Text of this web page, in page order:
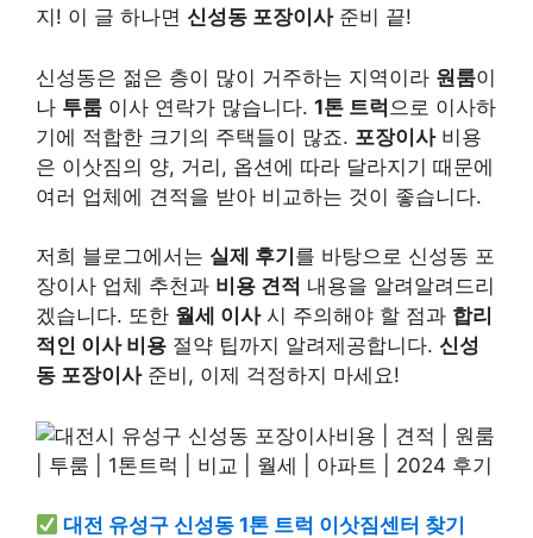
지! 이 글 하나면 신성동 포장이사준비 끝!
신성동은 젊은 층이 많이 거주하는 지역이라 원룸이
나 투룸 이사 연락가 많습니다. 1톤 트럭 으로 이사하
기에 적합한 크기의 주택들이 많죠. 포장이사비용
은 이삿짐의 양, 거리, 옵션에 따라 달라지기 때문에
여러 업체에 견적을 받아 비교하는 것이 좋습니다.
저희 블로그에서는 실제 후기 를 바탕으로 신성동 포
장이사 업체 추천과 비용 견적 내용을 알려알려드리
겠습니다. 또한 월세 이사시 주의해야 할 점과 합리
적인 이사 비용 절약 팁까지 알려제공합니다. 신성
동 포장이사준비, 이제 걱정하지 마세요!
대전 유성구 신성동 1톤 트럭 이삿짐센터 찾기